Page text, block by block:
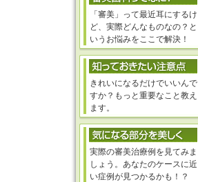
「審美」って最近耳にするけ
ど、実際どんなものなの？と
いうお悩みをここで解決！
きれいになるだけでいいんで
すか？もっと重要なこと教え
ます。
実際の審美治療例を見てみま
しょう。あなたのケースに近
い症例が見つかるかも！？